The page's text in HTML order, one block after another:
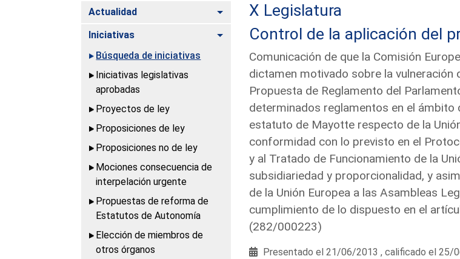
Actualidad Alternar
Iniciativas
Alternar
Búsqueda de iniciativas
Iniciativas legislativas
aprobadas
Proyectos de ley
Proposiciones de ley
Proposiciones no de ley
Mociones consecuencia de
interpelación urgente
Propuestas de reforma de
Estatutos de Autonomía
Elección de miembros de
otros órganos
X Legislatura
Control de la aplicación del
Comunicación de que la Comisión
dictamen motivado sobre la
Propuesta de Reglamento del
determinados reglamentos en el ámbito
estatuto de Mayotte respecto de la
conformidad con lo previsto en el
y al Tratado de Funcionamiento de la
subsidiariedad y proporcionalidad, y
de la Unión Europea a las Asambleas
cumplimiento de lo dispuesto en el
(282/000223)
Presentado el 21/06/2013 , calificado el 25/